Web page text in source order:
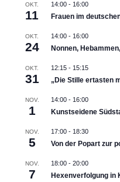
OKT.
11
14:00- 16:00
Frauen im
OKT.
24
14:00- 16:00
Nonnen,
OKT.
31
12:15- 15:15
„Die Stille ertasten
NOV.
1
14:00- 16:00
Kunstseidene
NOV.
5
17:00- 18:30
Von der Popart zur
NOV.
7
18:00- 20:00
Hexenverfolgung in